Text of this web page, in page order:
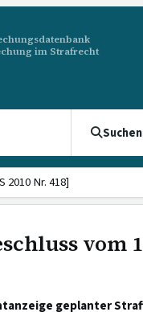
im Strafrecht
Suchen
2010 Nr. 418]
vom
geplanter